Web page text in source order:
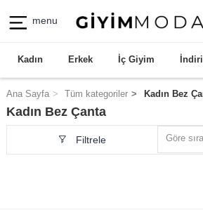
menu
Kadın Erkek İç Giyim
Ana Sayfa Tüm kategoriler Kadın Bez
Kadın Bez Çanta
Filtrele Göre